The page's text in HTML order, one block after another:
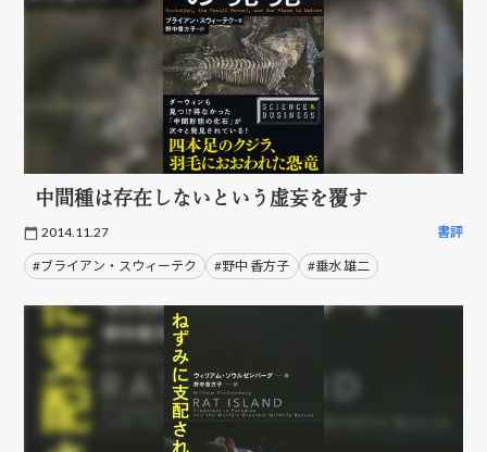
中間種は存在しないという虚妄を覆す
2014.11.27 書評
#ブライアン・スウィーテク #野中 香方子 #垂水 雄二